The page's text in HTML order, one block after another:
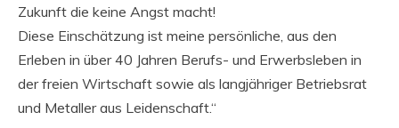
Zukunft die keine Angst macht!
Diese Einschätzung ist meine persönliche, aus den
Erleben in über 40 Jahren Berufs- und Erwerbsleben in
der freien Wirtschaft sowie als langjähriger Betriebsrat
und Metaller aus Leidenschaft.“